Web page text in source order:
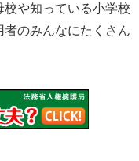
や知っている小学校
のみんなにたくさん